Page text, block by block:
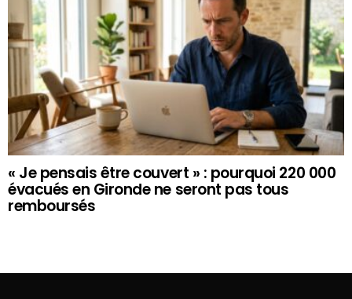
« Je pensais être couvert » : pourquoi 220 000
évacués en Gironde ne seront pas tous
remboursés